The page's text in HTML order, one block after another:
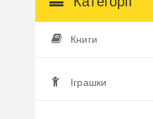
Книги
Іграшки